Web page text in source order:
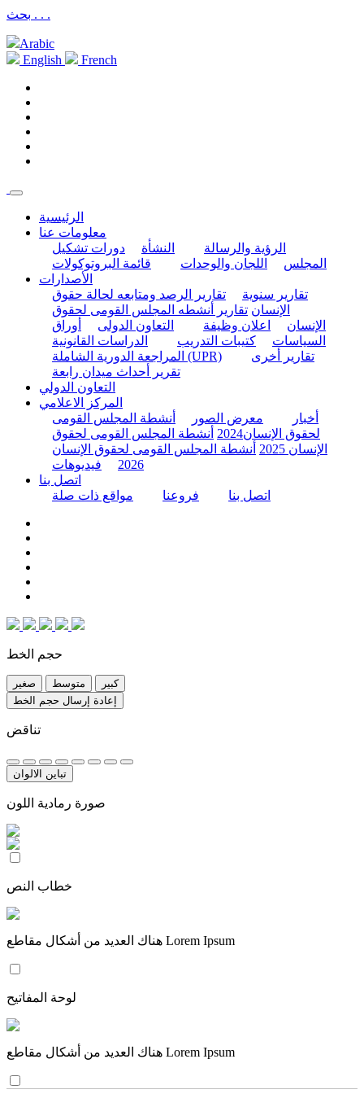
بحث . . .
Arabic
English
French
الرئيسية
معلومات عنا
الرؤية والرسالة
النشأة
دورات تشكيل
المجلس
اللجان والوحدات
قائمة البروتوكولات
الأصدارات
تقارير سنوية
تقارير الرصد ومتابعه لحالة حقوق
الإنسان تقارير أنشطه المجلس القومى لحقوق
الإنسان
اعلان وظيفة التعاون الدولى
أوراق
السياسات
كتيبات التدريب
الدراسات القانونية
المراجعة الدورية الشاملة (UPR)
تقارير أخرى
تقرير أحداث ميدان رابعة
التعاون الدولي
المركز الاعلامي
أخبار
معرض الصور
أنشطة المجلس القومى
لحقوق الإنسان2024
أنشطة المجلس القومى لحقوق
الإنسان 2025
أنشطة المجلس القومى لحقوق الإنسان
2026
فيديوهات
اتصل بنا
اتصل بنا
فروعنا مواقع ذات صلة
حجم الخط
صغير متوسط
كبير
إعادة إرسال حجم الخط
تناقض
تباين الالوان
صورة رمادية اللون
خطاب النص
هناك العديد من أشكال مقاطع Lorem Ipsum
لوحة المفاتيح
هناك العديد من أشكال مقاطع Lorem Ipsum